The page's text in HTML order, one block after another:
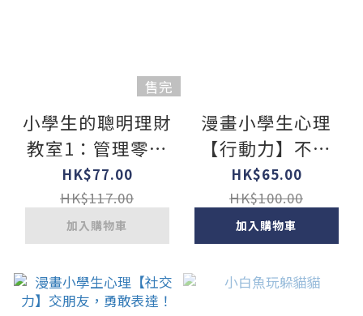
售完
小學生的聰明理財
教室1：管理零用
錢の27個好方法
【生活應用篇】
HK$77.00
HK$117.00
加入購物車
漫畫小學生心理
【行動力】不放
棄，主動積極！
HK$65.00
HK$100.00
加入購物車